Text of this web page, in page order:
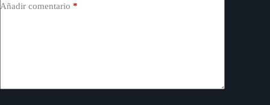
Añadir comentario *